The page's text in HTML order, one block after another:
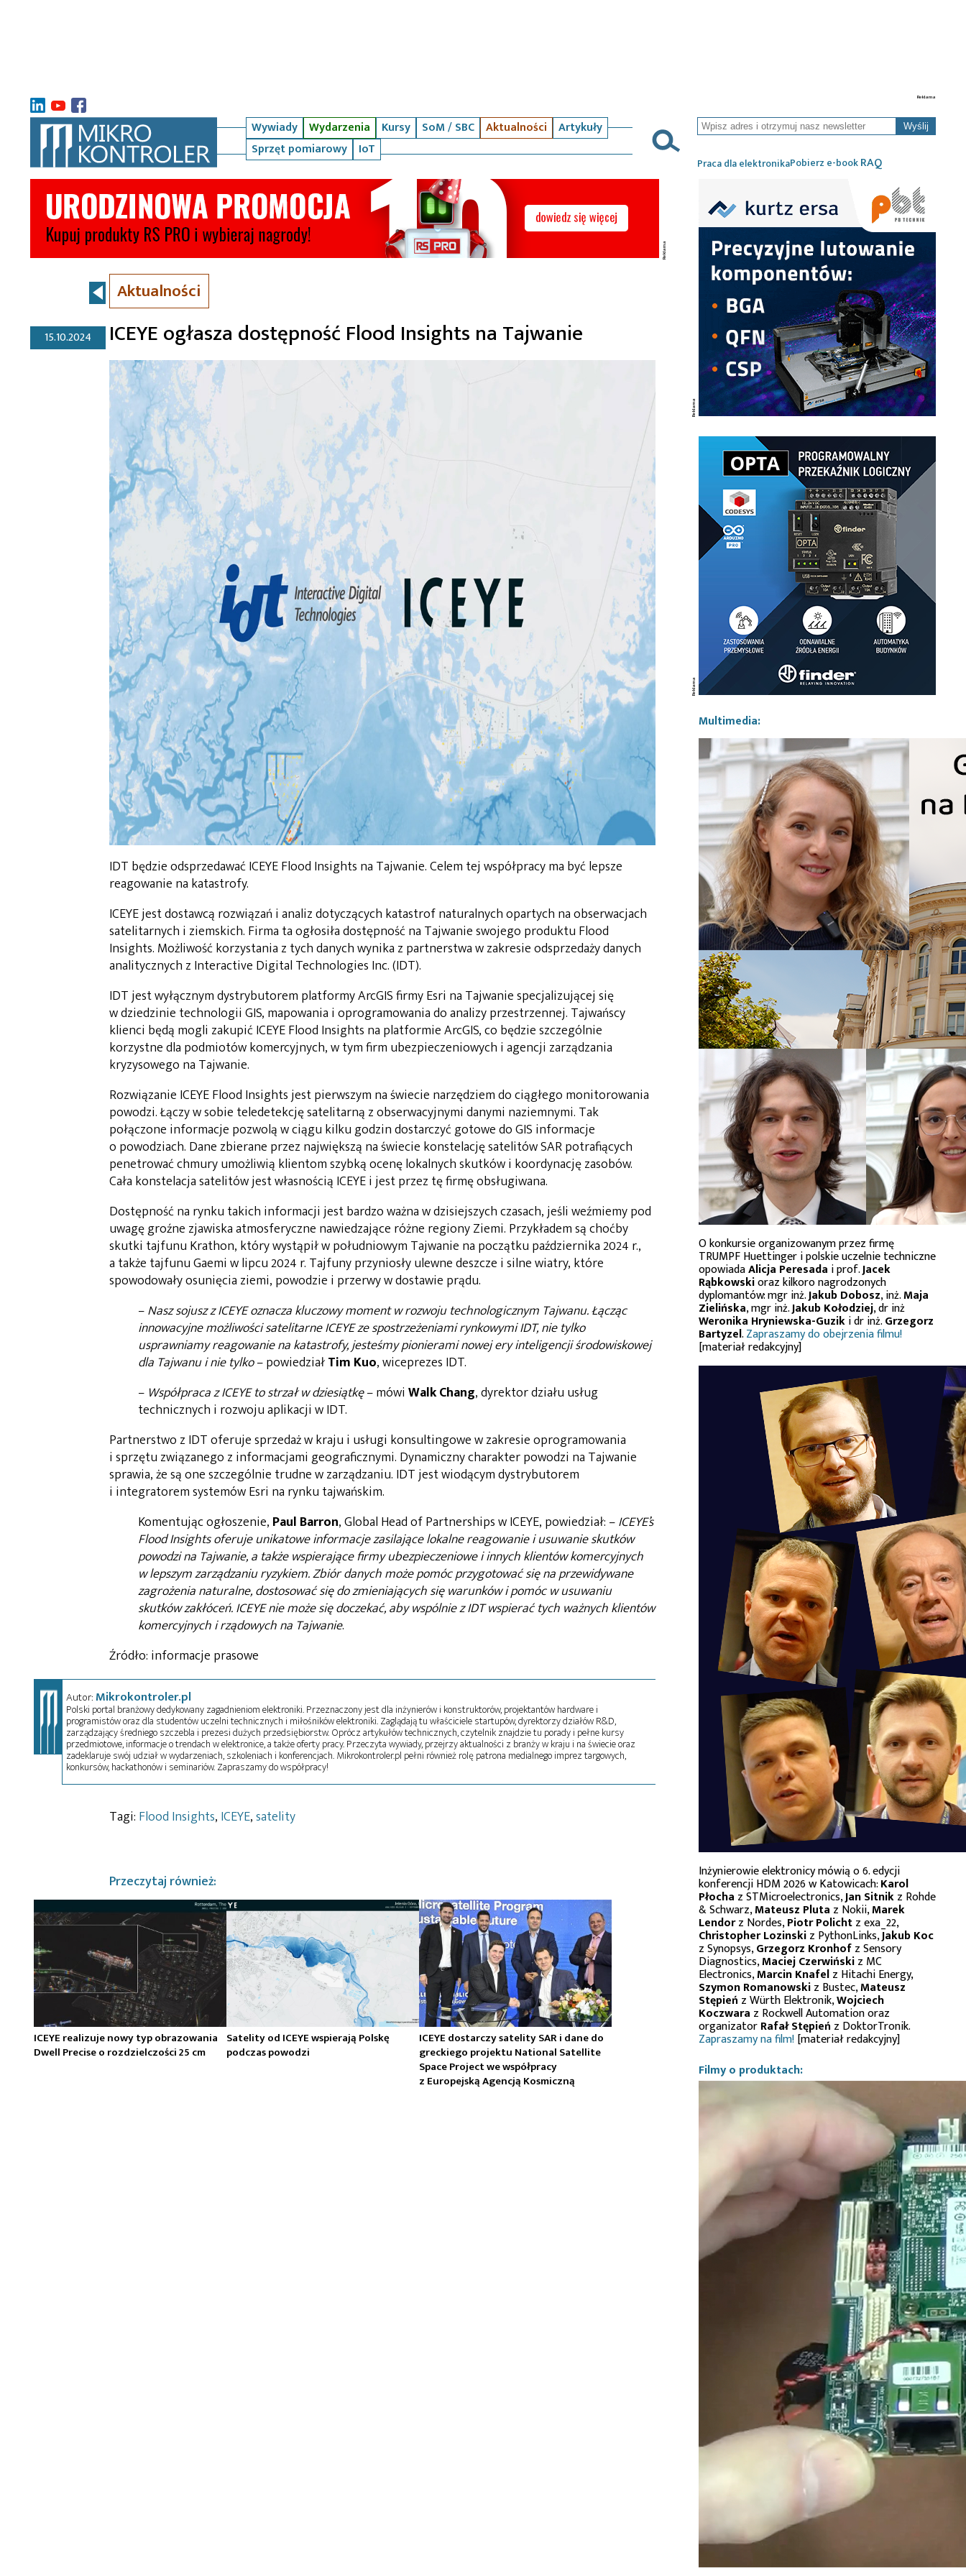
Wywiady Wydarzenia Kursy SoM / SBC Aktualności
Artykuły
Sprzęt pomiarowy
IoT
Wyślij
Praca dla elektronikaPobierz e-bookRAQ
Aktualności
15.10.2024 ICEYE ogłasza dostępność Flood Insights na Tajwanie
IDT będzie odsprzedawać ICEYE Flood Insights na Tajwanie. Celem tej współpracy ma być lepsze
reagowanie na katastrofy.
ICEYE jest dostawcą rozwiązań i analiz dotyczących katastrof naturalnych opartych na obserwacjach
satelitarnych i ziemskich. Firma ta ogłosiła dostępność na Tajwanie swojego produktu Flood
Insights. Możliwość korzystania z tych danych wynika z partnerstwa w zakresie odsprzedaży danych
analitycznych z Interactive Digital Technologies Inc. (IDT).
IDT jest wyłącznym dystrybutorem platformy ArcGIS firmy Esri na Tajwanie specjalizującej się
w dziedzinie technologii GIS, mapowania i oprogramowania do analizy przestrzennej. Tajwańscy
klienci będą mogli zakupić ICEYE Flood Insights na platformie ArcGIS, co będzie szczególnie
korzystne dla podmiotów komercyjnych, w tym firm ubezpieczeniowych i agencji zarządzania
kryzysowego na Tajwanie.
Rozwiązanie ICEYE Flood Insights jest pierwszym na świecie narzędziem do ciągłego monitorowania
powodzi. Łączy w sobie teledetekcję satelitarną z obserwacyjnymi danymi naziemnymi. Tak
połączone informacje pozwolą w ciągu kilku godzin dostarczyć gotowe do GIS informacje
o powodziach. Dane zbierane przez największą na świecie konstelację satelitów SAR potrafiących
penetrować chmury umożliwią klientom szybką ocenę lokalnych skutków i koordynację zasobów.
Cała konstelacja satelitów jest własnością ICEYE i jest przez tę firmę obsługiwana.
Dostępność na rynku takich informacji jest bardzo ważna w dzisiejszych czasach, jeśli weźmiemy pod
uwagę groźne zjawiska atmosferyczne nawiedzające różne regiony Ziemi. Przykładem są choćby
skutki tajfunu Krathon, który wystąpił w południowym Tajwanie na początku października 2024 r.,
a także tajfunu Gaemi w lipcu 2024 r. Tajfuny przyniosły ulewne deszcze i silne wiatry, które
spowodowały osunięcia ziemi, powodzie i przerwy w dostawie prądu.
–Nasz sojusz z ICEYE oznacza kluczowy moment w rozwoju technologicznym Tajwanu. Łącząc
innowacyjne możliwości satelitarne ICEYE ze spostrzeżeniami rynkowymi IDT, nie tylko
usprawniamy reagowanie na katastrofy, jesteśmy pionierami nowej ery inteligencji środowiskowej
dla Tajwanu i nie tylko– powiedziałTim Kuo, wiceprezes IDT.
– Współpraca z ICEYE to strzał w dziesiątkę– mówi Walk Chang, dyrektor działu usług
technicznych i rozwoju aplikacji w IDT.
Partnerstwo z IDT oferuje sprzedaż w kraju i usługi konsultingowe w zakresie oprogramowania
i sprzętu związanego z informacjami geograficznymi. Dynamiczny charakter powodzi na Tajwanie
sprawia, że są one szczególnie trudne w zarządzaniu. IDT jest wiodącym dystrybutorem
i integratorem systemów Esri na rynku tajwańskim.
Komentując ogłoszenie, Paul Barron, Global Head of Partnerships w ICEYE, powiedział: –ICEYE’s
Flood Insights oferuje unikatowe informacje zasilające lokalne reagowanie i usuwanie skutków
powodzi na Tajwanie, a także wspierające firmy ubezpieczeniowe i innych klientów komercyjnych
w lepszym zarządzaniu ryzykiem. Zbiór danych może pomóc przygotować się na przewidywane
zagrożenia naturalne, dostosować się do zmieniających się warunków i pomóc w usuwaniu
skutków zakłóceń. ICEYE nie może się doczekać, aby wspólnie z IDT wspierać tych ważnych klientów
komercyjnych i rządowych na Tajwanie.
Źródło: informacje prasowe
Autor:Mikrokontroler.pl
Polski portal branżowy dedykowany zagadnieniom elektroniki. Przeznaczony jest dla inżynierów i konstruktorów, projektantów hardware i
programistów oraz dla studentów uczelni technicznych i miłośników elektroniki. Zaglądają tu właściciele startupów, dyrektorzy działów R&D,
zarządzający średniego szczebla i prezesi dużych przedsiębiorstw. Oprócz artykułów technicznych, czytelnik znajdzie tu porady i pełne kursy
przedmiotowe, informacje o trendach w elektronice, a także oferty pracy. Przeczyta wywiady, przejrzy aktualności z branży w kraju i na świecie oraz
zadeklaruje swój udział w wydarzeniach, szkoleniach i konferencjach. Mikrokontroler.pl pełni również rolę patrona medialnego imprez targowych,
konkursów, hackathonów i seminariów. Zapraszamy do współpracy!
Tagi: Flood Insights, ICEYE,satelity
Przeczytaj również:
ICEYE realizuje nowy typ obrazowania
Dwell Precise o rozdzielczości 25 cm
Satelity od ICEYE wspierają Polskę
podczas powodzi
ICEYE dostarczy satelity SAR i dane do
greckiego projektu National Satellite
Space Project we współpracy
z Europejską Agencją Kosmiczną
Multimedia:
O konkursie organizowanym przez firmę
TRUMPF Huettinger i polskie uczelnie techniczne
opowiadaAlicja Peresada i prof.Jacek
Rąbkowskioraz kilkoro nagrodzonych
dyplomantów: mgr inż.Jakub Dobosz, inż.Maja
Zielińska, mgr inż.Jakub Kołodziej, dr inż
Weronika Hryniewska-Guziki dr inż.Grzegorz
Bartyzel.Zapraszamy do obejrzenia filmu!
[materiał redakcyjny]
Inżynierowie elektronicy mówią o 6. edycji
konferencji HDM 2026 w Katowicach:Karol
Płocha z STMicroelectronics,Jan Sitnikz Rohde
& Schwarz,Mateusz Pluta z Nokii,Marek
Lendorz Nordes,Piotr Polichtz exa_22,
Christopher Lozinskiz PythonLinks,Jakub Koc
z Synopsys,Grzegorz Kronhofz Sensory
Diagnostics,Maciej Czerwińskiz MC
Electronics,Marcin Knafelz Hitachi Energy,
Szymon Romanowskiz Bustec,Mateusz
Stępień z Würth Elektronik,Wojciech
Koczwara z Rockwell Automation oraz
organizatorRafał Stępień z DoktorTronik.
Zapraszamy na film![materiał redakcyjny]
Filmy o produktach: